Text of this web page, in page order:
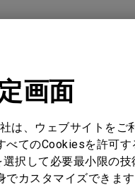
画面
は、ウェブサイトをご
てのCookiesを許可
択して必要最小限の
カスタマイズできます
よう